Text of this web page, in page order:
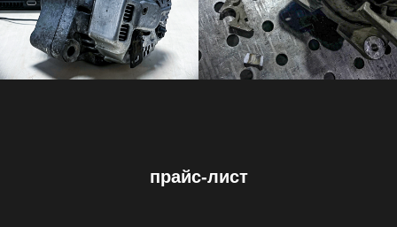
прайс-лист